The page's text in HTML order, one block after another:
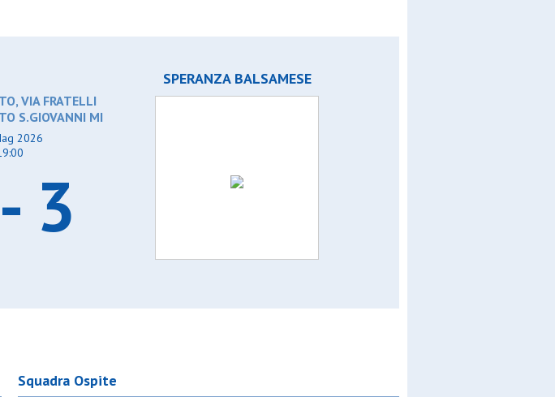
VIA FRATELLI
S.GIOVANNI MI
2026
3
SPERANZA BALSAMESE
Squadra Ospite